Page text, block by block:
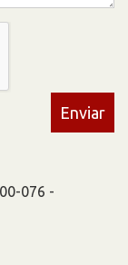
Enviar
076 -